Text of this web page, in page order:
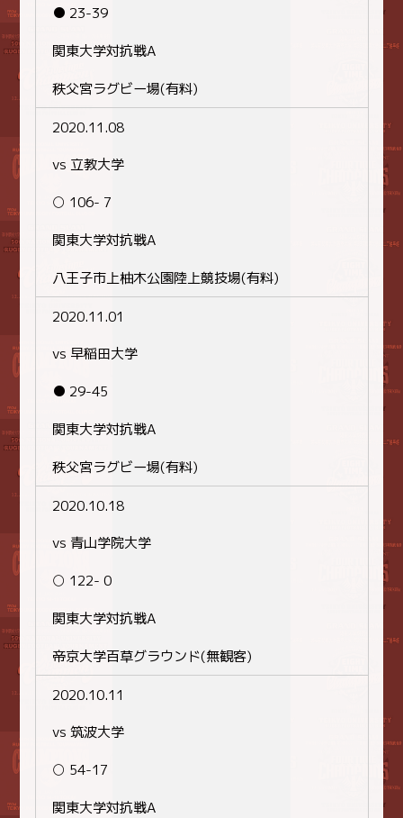
● 23-39
関東大学対抗戦A
秩父宮ラグビー場(有料)
2020.11.08
vs 立教大学
○ 106- 7
関東大学対抗戦A
八王子市上柚木公園陸上競技場(有料)
2020.11.01
vs 早稲田大学
● 29-45
関東大学対抗戦A
秩父宮ラグビー場(有料)
2020.10.18
vs 青山学院大学
○ 122- 0
関東大学対抗戦A
帝京大学百草グラウンド(無観客)
2020.10.11
vs 筑波大学
○ 54-17
関東大学対抗戦A